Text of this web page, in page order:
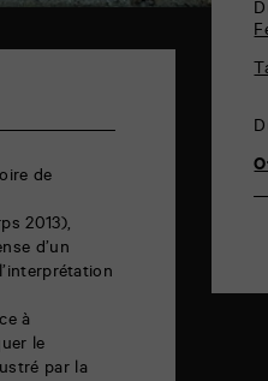
de
2013),
d’un
à
le
par la